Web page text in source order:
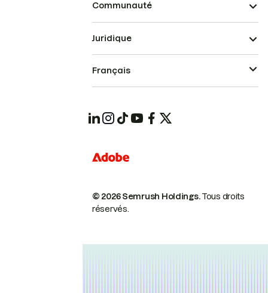
Communauté
© 2026 Semrush Holdings.Tous droits
réservés.
Juridique
Français